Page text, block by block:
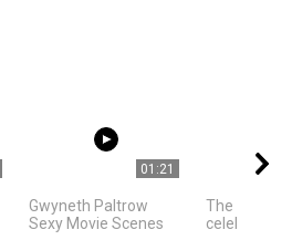
01:21
Gwyneth Paltrow
Sexy Movie Scenes
The best
celebrities